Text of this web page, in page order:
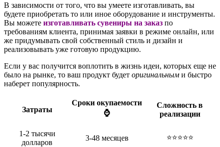
В зависимости от того, что вы умеете изготавливать, вы
будете приобретать то или иное оборудование и инструменты.
Вы можете изготавливать сувениры на заказ по
требованиям клиента, принимая заявки в режиме онлайн, или
же придумывать свой собственный стиль и дизайн и
реализовывать уже готовую продукцию.
Если у вас получится воплотить в жизнь идеи, которых еще не
было на рынке, то ваш продукт будет оригинальным и быстро
наберет популярность.
Затраты
Сроки окупаемости
⌚
Сложность в
реализации
1-2 тысячи
долларов
3-48 месяцев ⭐⭐⭐⭐⭐